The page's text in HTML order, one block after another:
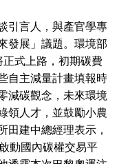
引言人，與產官學專
發展」議題。環境部
式上路，初期碳費
自主減量計畫填報時
減碳觀念，未來環境
領人才，並鼓勵小農
田建中總經理表示，
動國內碳權交易平